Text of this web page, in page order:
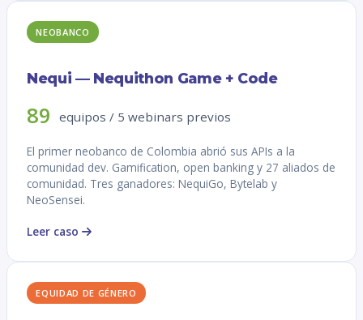
NEOBANCO
Nequi — Nequithon Game + Code
89 equipos / 5 webinars previos
El primer neobanco de Colombia abrió sus APIs a la
comunidad dev. Gamification, open banking y 27 aliados de
comunidad. Tres ganadores: NequiGo, Bytelab y
NeoSensei.
Leer caso
EQUIDAD DE GÉNERO